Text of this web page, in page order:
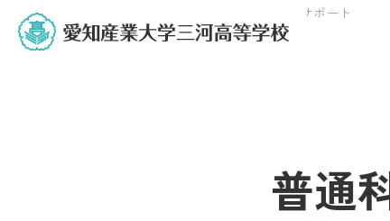
トップページ 普通科の進学サポート
普通